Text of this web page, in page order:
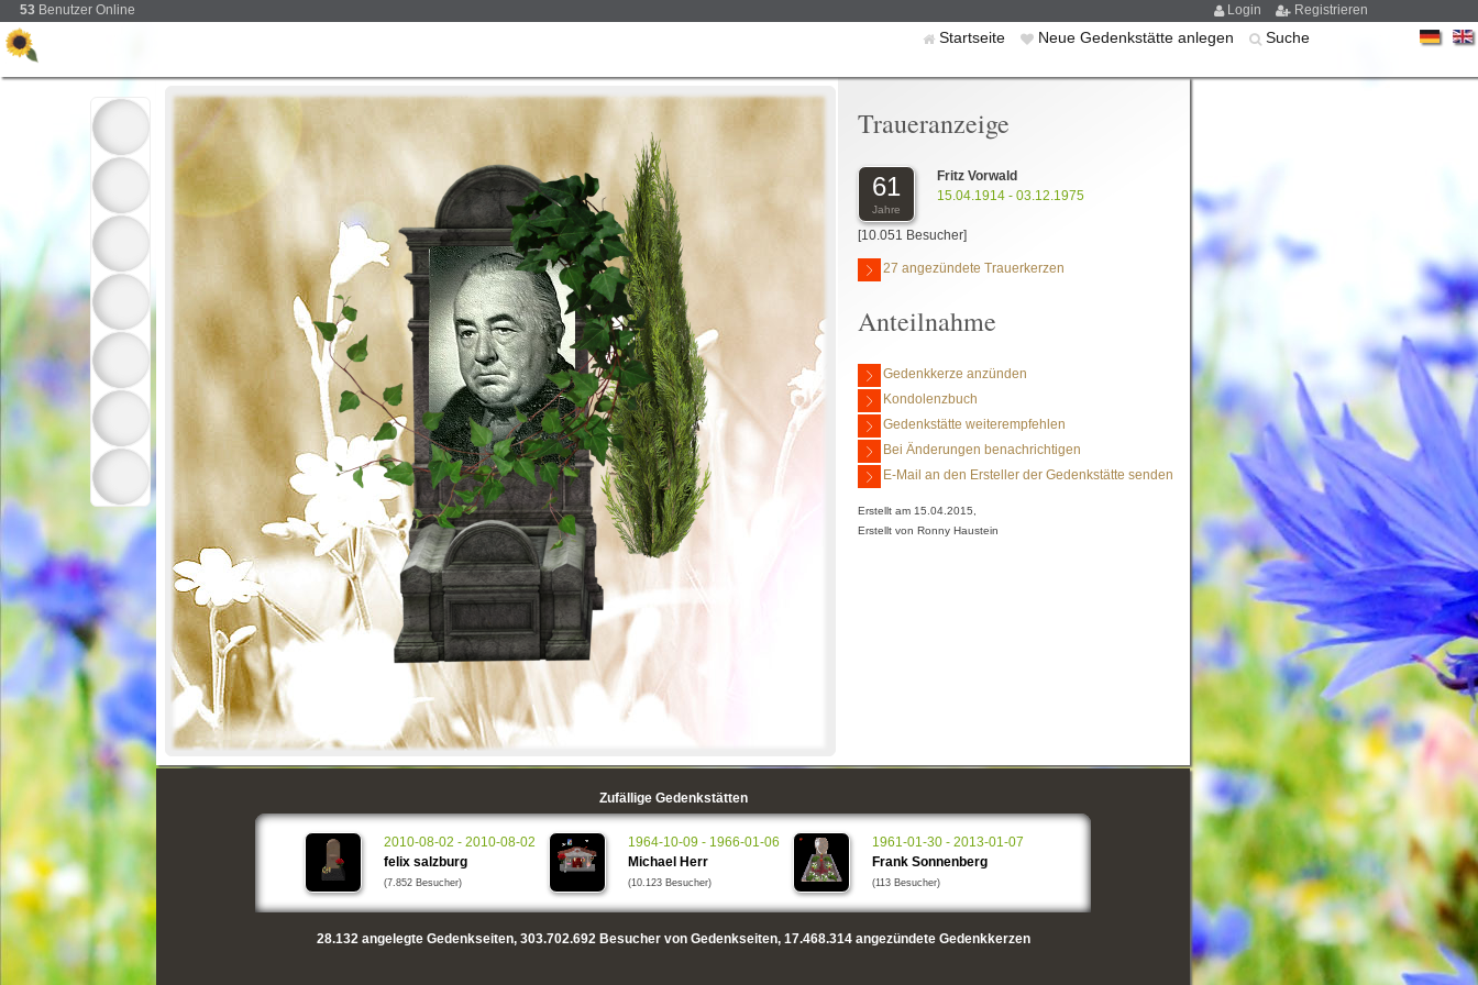
53 Benutzer Online Login Registrieren
Startseite Neue Gedenkstätte anlegen Suche
Traueranzeige
61
Jahre
Fritz Vorwald
15.04.1914 - 03.12.1975
[10.051 Besucher]
27 angezündete Trauerkerzen
Anteilnahme
Gedenkkerze anzünden
Kondolenzbuch
Gedenkstätte weiterempfehlen
Bei Änderungen benachrichtigen
E-Mail an den Ersteller der Gedenkstätte senden
Erstellt am 15.04.2015,
Erstellt von Ronny Haustein
Zufällige Gedenkstätten
2010-08-02 - 2010-08-02
felix salzburg
(7.852 Besucher)
1964-10-09 - 1966-01-06
Michael Herr
(10.123 Besucher)
1961-01-30 - 2013-01-07
Frank Sonnenberg
(113 Besucher)
28.132angelegte Gedenkseiten, 303.702.692Besucher von Gedenkseiten, 17.468.314angezündete Gedenkkerzen